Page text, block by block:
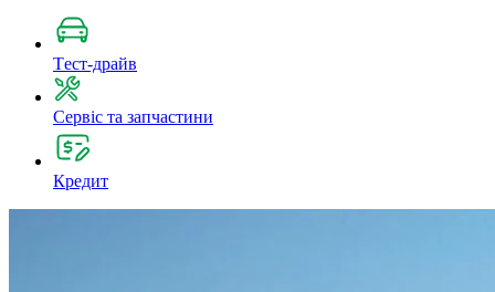
Tест-драйв
Сервіс та запчастини
Кредит